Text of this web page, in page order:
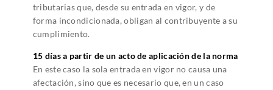
tributarias que, desde su entrada en vigor, y de
forma incondicionada, obligan al contribuyente a su
cumplimiento.
15 días a partir de un acto de aplicación de la norma
En este caso la sola entrada en vigor no causa una
afectación, sino que es necesario que, en un caso